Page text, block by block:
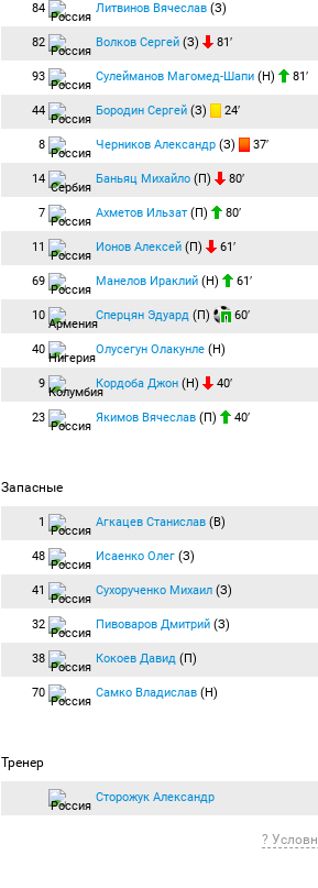
84 Литвинов Вячеслав (З)
82 Волков Сергей (З) 81′
93 Сулейманов Магомед-Шапи (Н) 81′
44 Бородин Сергей (З) 24′
8 Черников Александр (З) 37′
14 Баньяц Михайло (П) 80′
7 Ахметов Ильзат (П) 80′
11 Ионов Алексей (П) 61′
69 Манелов Ираклий (Н) 61′
10 Сперцян Эдуард (П) 60′
40 Олусегун Олакунле (Н)
9 Кордоба Джон (Н) 40′
23 Якимов Вячеслав (П) 40′
Запасные
1 Агкацев Станислав (В)
48 Исаенко Олег (З)
41 Сухорученко Михаил (З)
32 Пивоваров Дмитрий (З)
38 Кокоев Давид (П)
70 Самко Владислав (Н)
Тренер
Сторожук Александр
?